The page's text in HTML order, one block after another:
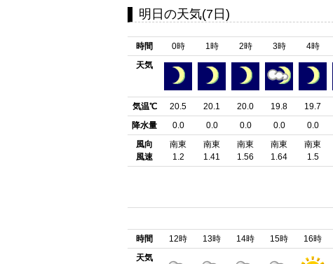
明日の天気(7日)
時間
天気
気温℃
降水量
風向
風速
0時
20.5
0.0
南東
1.2
1時
20.1
0.0
南東
1.41
2時
20.0
0.0
南東
1.56
3時
19.8
0.0
南東
1.64
4時
19.7
0.0
南東
1.5
時間
天気
12時 13時 14時 15時 16時